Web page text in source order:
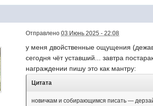
Отправлено03 Июнь 2025 - 22:08
у меня двойственные ощущения
сегодня чёт уставший... завтра
награждении пишу это как мантру:
Цитата
новичкам и собирающимся писать —